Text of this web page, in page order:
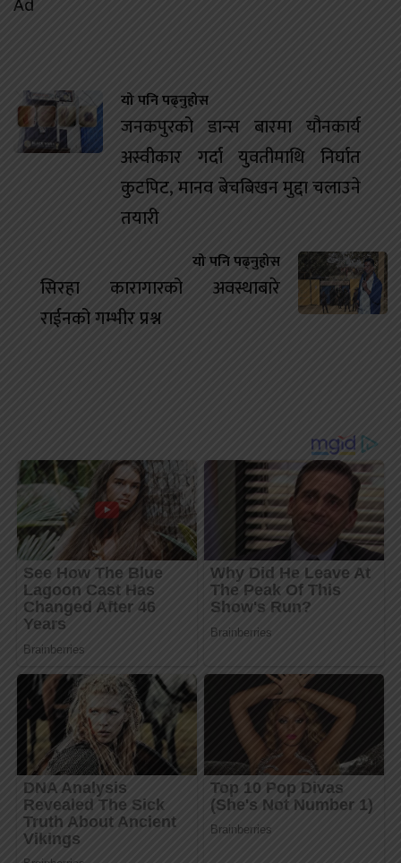
यो पनि पढ्नुहोस
जनकपुरको डान्स बारमा यौनकार्य
अस्वीकार गर्दा युवतीमाथि निर्घात
कुटपिट, मानव बेचबिखन मुद्दा चलाउने
तयारी
यो पनि पढ्नुहोस
सिरहा कारागारको अवस्थाबारे
राईनको गम्भीर प्रश्न